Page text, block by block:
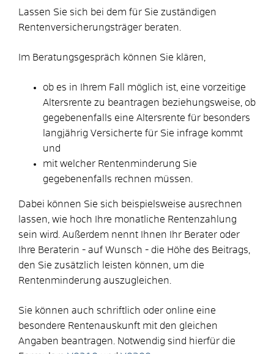
Lassen Sie sich bei dem für Sie zuständigen
Rentenversicherungsträger beraten.
Im Beratungsgespräch können Sie klären,
ob es in Ihrem Fall möglich ist, eine vorzeitige
Altersrente zu beantragen beziehungsweise, ob
gegebenenfalls eine Altersrente für besonders
langjährig Versicherte für Sie infrage kommt
und
mit welcher Rentenminderung Sie
gegebenenfalls rechnen müssen.
Dabei können Sie sich beispielsweise ausrechnen
lassen, wie hoch Ihre monatliche Rentenzahlung
sein wird. Außerdem nennt Ihnen Ihr Berater oder
Ihre Beraterin - auf Wunsch - die Höhe des Beitrags,
den Sie zusätzlich leisten können, um die
Rentenminderung auszugleichen.
Sie können auch schriftlich oder online eine
besondere Rentenauskunft mit den gleichen
Angaben beantragen. Notwendig sind hierfür die